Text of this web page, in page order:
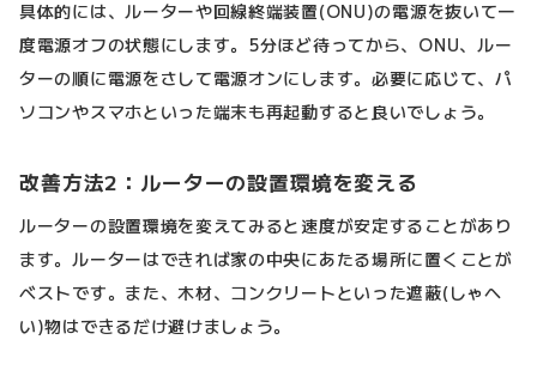
具体的には、ルーターや回線終端装置(ONU)の電源を抜いて一
度電源オフの状態にします。5分ほど待ってから、ONU、ルー
ターの順に電源をさして電源オンにします。必要に応じて、パ
ソコンやスマホといった端末も再起動すると良いでしょう。
改善方法2：ルーターの設置環境を変える
ルーターの設置環境を変えてみると速度が安定することがあり
ます。ルーターはできれば家の中央にあたる場所に置くことが
ベストです。また、木材、コンクリートといった遮蔽(しゃへ
い)物はできるだけ避けましょう。